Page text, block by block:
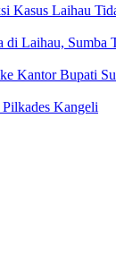
Kasus Laihau
di Laihau, Sumba
Kantor Bupati
Kangeli